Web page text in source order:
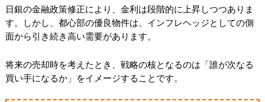
日銀の金融政策修正により、金利は段階的に上昇しつつありま
す。しかし、都心部の優良物件は、インフレヘッジとしての側
面から引き続き高い需要があります。
将来の売却時を考えたとき、戦略の核となるのは「誰が次なる
買い手になるか」をイメージすることです。